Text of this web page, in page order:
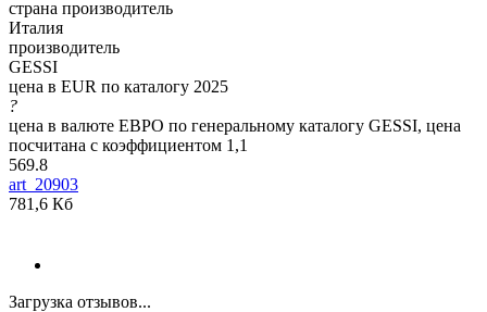
страна производитель
Италия
производитель
GESSI
цена в EUR по каталогу 2025
?
цена в валюте ЕВРО по генеральному каталогу GESSI, цена
посчитана с коэффициентом 1,1
569.8
art_20903
781,6 Кб
Загрузка отзывов...